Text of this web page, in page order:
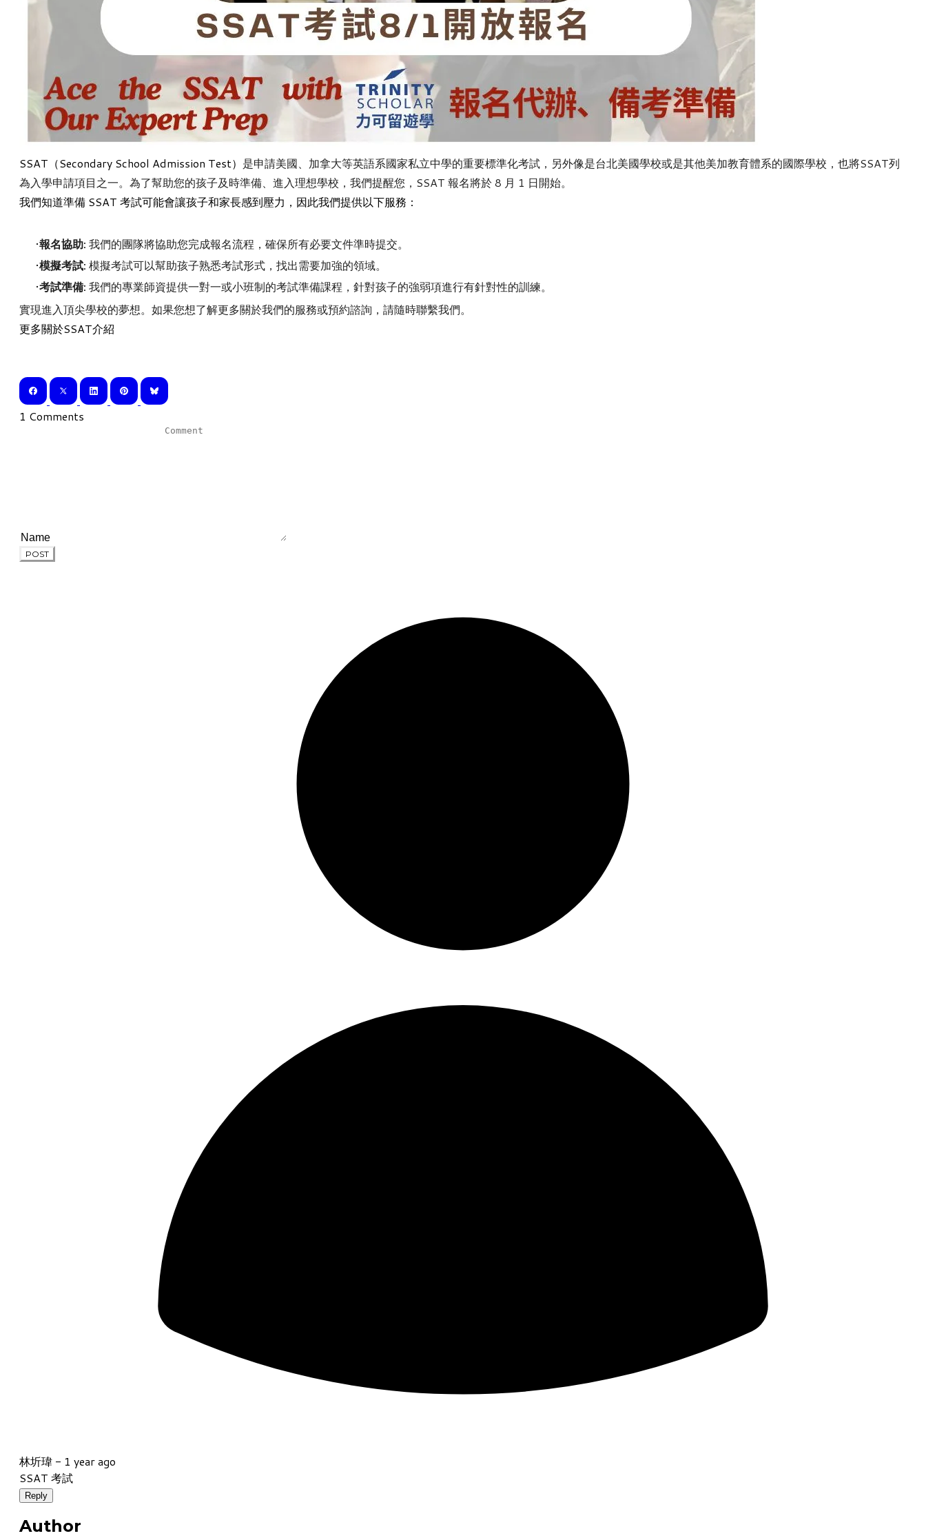
SSAT （Secondary School Admission Test） 是申請美國、 加拿大等英語系國家私立中學的重要標準化考試， 另外像是台北美國學校或是其他美加教育體系的國際學校， 也將SSAT列
為入學申請項目之一。為了幫助您的孩子及時準備、 進入理想學校，我們提醒您， SSAT 報名將於 8 月 1 日開始。
我們知道準備 SSAT 考試可能會讓孩子和家長感到壓力，因此我們提供以下服務：
報名協助: 我們的團隊將協助您完成報名流程，確保所有必要文件準時提交。
模擬考試: 模擬考試可以幫助孩子熟悉考試形式，找出需要加強的領域。
考試準備: 我們的專業師資提供一對一或小班制的考試準備課程，針對孩子的強弱項進行有針對性的訓練。
實現進入頂尖學校的夢想。 如果您想了解更多關於我們的服務或預約諮詢，請隨時聯繫我們。
更多關於SSAT介紹
1 Comments
POST
林圻瑋 - 1 year ago
SSAT 考試
Reply
Author